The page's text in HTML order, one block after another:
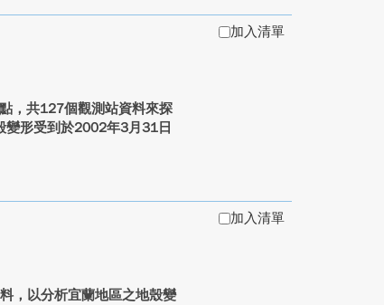
，共127個觀測站資料來探
變形受到於2002年3月31日
加入清單
，以分析宜蘭地區之地殼變
加入清單